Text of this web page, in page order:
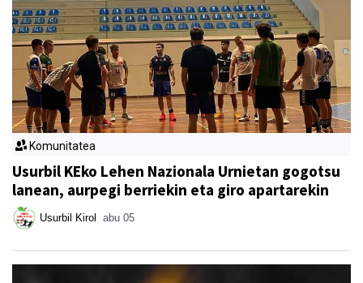
Komunitatea
Usurbil KEko Lehen Nazionala Urnietan gogotsu
lanean, aurpegi berriekin eta giro apartarekin
Usurbil Kirol abu 05